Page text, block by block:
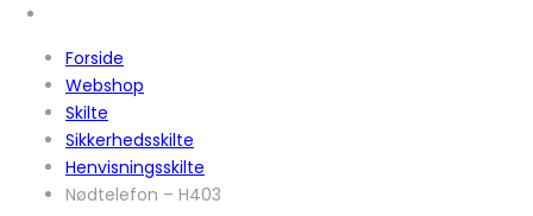
Forside
Webshop
Skilte
Sikkerhedsskilte
Henvisningsskilte
Nødtelefon – H403